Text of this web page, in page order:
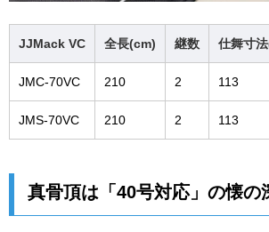
JJMack VC 全長(cm) 継数 仕舞寸
JMC-70VC 210 2 113
JMS-70VC 210 2 113
真骨頂は「40号対応」の懐の